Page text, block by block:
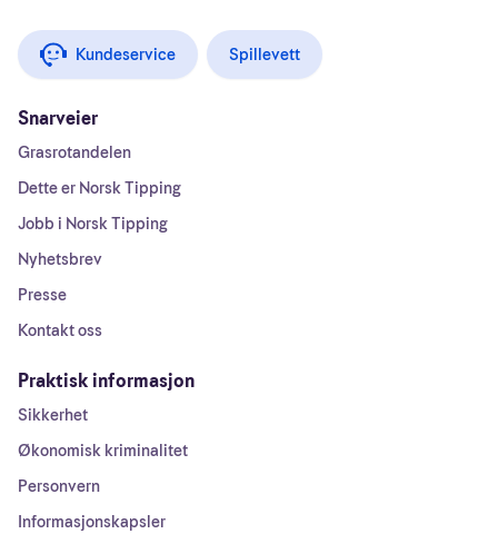
Kundeservice Spillevett
Snarveier
Grasrotandelen
Dette er Norsk Tipping
Jobb i Norsk Tipping
Nyhetsbrev
Presse
Kontakt oss
Praktisk informasjon
Sikkerhet
Økonomisk kriminalitet
Personvern
Informasjonskapsler